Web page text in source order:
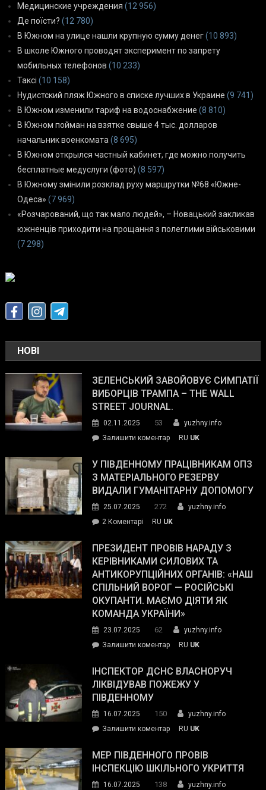
Медицинские учреждения (12 956)
Де поїсти? (12 780)
В Южном на улице нашли крупную сумму денег(10 893)
В школе Южного проводят эксперимент по запрету
мобильных телефонов (10 233)
Таксі (10 158)
Нудистский пляж Южного в списке лучших в Украине (9 741)
В Южном изменили тариф на водоснабжение (8 810)
В Южном пойман на взятке свыше 4 тыс. долларов
начальник военкомата (8 695)
В Южном открылся частный кабинет, где можно получить
бесплатные медуслуги (фото) (8 597)
В Южному змінили розклад руху маршрутки №68 «Южне-
Одеса» (7 969)
«Розчарований, що так мало людей», – Новацький закликав
южненців приходити на прощання з полеглими військовими
(7 298)
НОВІ
ЗЕЛЕНСЬКИЙ ЗАВОЙОВУЄ СИМПАТІЇ
ВИБОРЦІВ ТРАМПА – THE WALL
STREET JOURNAL.
02.11.2025 53
yuzhny.info
Залишити коментарon
завойовує
симпатії
виборців
The
Street
Journal.
RU UK
У ПІВДЕННОМУ ПРАЦІВНИКАМ ОПЗ
З МАТЕРІАЛЬНОГО РЕЗЕРВУ
ВИДАЛИ ГУМАНІТАРНУ ДОПОМОГУ
25.07.2025 272
yuzhny.info
2 Коментарі
Південному
працівникам
ОПЗ
з
матеріального
резерву
гуманітарну
допомогу
RU UK
ПРЕЗИДЕНТ ПРОВІВ НАРАДУ З
КЕРІВНИКАМИ СИЛОВИХ ТА
АНТИКОРУПЦІЙНИХ ОРГАНІВ: «НАШ
СПІЛЬНИЙ ВОРОГ — РОСІЙСЬКІ
ОКУПАНТИ. МАЄМО ДІЯТИ ЯК
КОМАНДА УКРАЇНИ»
23.07.2025 62
yuzhny.info
Залишити коментарon
провів
нараду
силових
та
органів:
«Наш
спільний
RU UK
ІНСПЕКТОР ДСНС ВЛАСНОРУЧ
ЛІКВІДУВАВ ПОЖЕЖУ У
ПІВДЕННОМУ
16.07.2025 150
yuzhny.info
Залишити коментарon
ДСНС
власноруч
RU UK
МЕР ПІВДЕННОГО ПРОВІВ
ІНСПЕКЦІЮ ШКІЛЬНОГО УКРИТТЯ
16.07.2025 138 yuzhny.info